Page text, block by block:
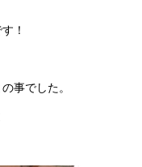
！
事でした。